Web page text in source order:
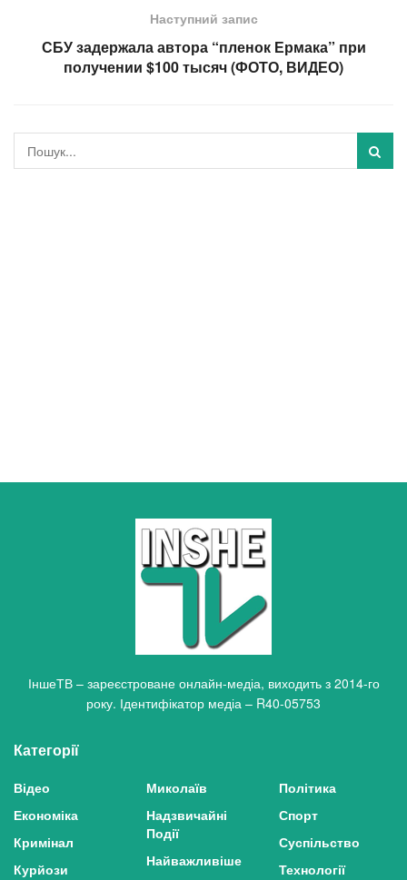
Наступний запис
СБУ задержала автора “пленок Ермака” при
получении $100 тысяч (ФОТО, ВИДЕО)
ІншеТВ – зареєстроване онлайн-медіа, виходить з 2014-го
року. Ідентифікатор медіа – R40-05753
Категорії
Відео
Економіка
Кримінал
Курйози
Миколаїв
Надзвичайні
Події
Найважливіше
Політика
Спорт
Суспільство
Технології